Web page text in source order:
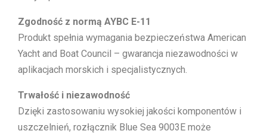
Zgodność z normą AYBC E-11
Produkt spełnia wymagania bezpieczeństwa American
Yacht and Boat Council – gwarancja niezawodności w
aplikacjach morskich i specjalistycznych.
Trwałość i niezawodność
Dzięki zastosowaniu wysokiej jakości komponentów i
uszczelnień, rozłącznik Blue Sea 9003E może